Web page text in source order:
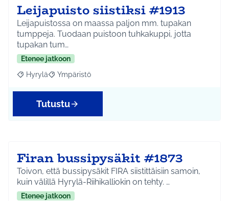
Leijapuisto siistiksi #1913
Leijapuistossa on maassa paljon mm. tupakan
tumppeja. Tuodaan puistoon tuhkakuppi, jotta
tupakan tum…
Etenee jatkoon
Rajaa tulokset aihepiirin mukaan: Hyrylä
Hyrylä Rajaa tulokset teeman mukaan: Ympäristö
Ympäristö
Tutustu
Firan bussipysäkit #1873
Toivon, että bussipysäkit FIRA siistittäisiin samoin,
kuin välillä Hyrylä-Riihikalliokin on tehty. …
Etenee jatkoon